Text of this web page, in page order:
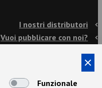
I nostri distributori
Vuoi pubblicare con noi?
Info e spedizioni
Termini e condizioni
Funzionale